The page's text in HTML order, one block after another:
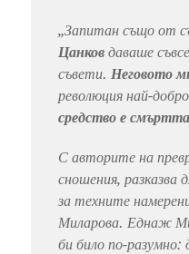
„Запитан също от
Цанковдаваше
съвети. Неговото
революция най-
средство е смъртта
С авторите на
сношения, разказва
за техните
Миларова. Еднаж
би било по-разумно: